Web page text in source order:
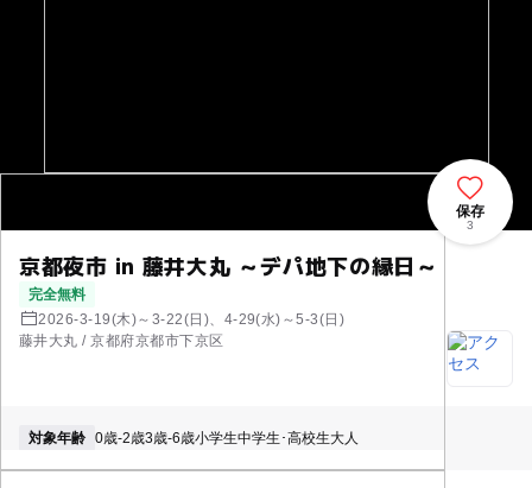
京都夜市 in 藤井大丸 ～デパ地下の縁日～
完全無料
2026-3-19(木)～3-22(日)、4-29(水)～5-3(日)
藤井大丸 / 京都府京都市下京区
保存
3
対象年齢 0歳-2歳3歳-6歳小学生中学生･高校生大人